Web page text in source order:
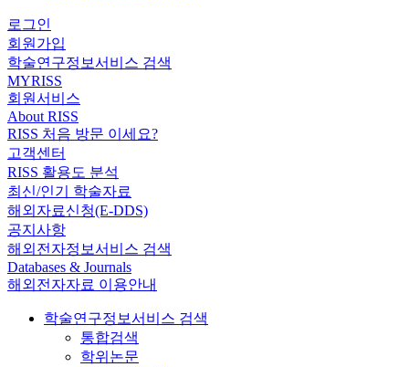
로그인
회원가입
학술연구정보서비스 검색
MYRISS
회원서비스
About RISS
RISS 처음 방문 이세요?
고객센터
RISS 활용도 분석
최신/인기 학술자료
해외자료신청(E-DDS)
공지사항
해외전자정보서비스 검색
Databases & Journals
해외전자자료 이용안내
학술연구정보서비스 검색
통합검색
학위논문